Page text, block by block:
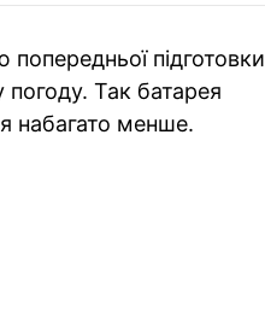
підготовки
Так батарея
набагато менше.